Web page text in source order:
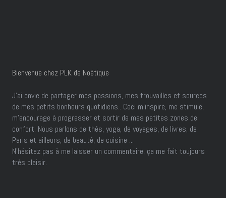
Bienvenue chez PLK de Noétique
J’ai envie de partager mes passions, mes trouvailles et sources
de mes petits bonheurs quotidiens.. Ceci m'inspire, me stimule,
m'encourage à progresser et sortir de mes petites zones de
confort. Nous parlons de thés, yoga, de voyages, de livres, de
Paris et ailleurs, de beauté, de cuisine ...
N'hésitez pas à me laisser un commentaire, ça me fait toujours
très plaisir.